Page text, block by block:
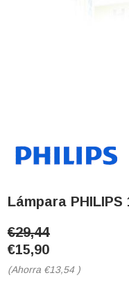
Lámpara PHILIPS
€29,44
€15,90
(Ahorra €13,54 )